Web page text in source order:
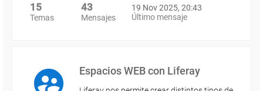
15
Temas
43
Mensajes
19 Nov 2025, 20:43
Último mensaje
Espacios WEB con Liferay